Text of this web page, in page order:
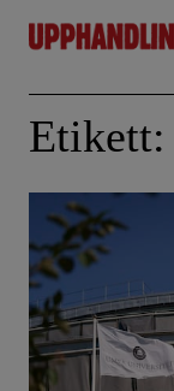
content
Etikett: